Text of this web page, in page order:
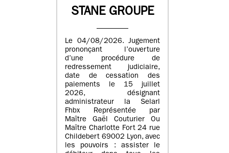
STANE GROUPE
Le 04/08/2026. Jugement
prononçant l’ouverture
d’une procédure de
redressement judiciaire,
date de cessation des
paiements le 15 juillet
2026, désignant
administrateur la Selarl
Fhbx Représentée par
Maître Gaël Couturier Ou
Maître Charlotte Fort 24 rue
Childebert 69002 Lyon, avec
les pouvoirs : assister le